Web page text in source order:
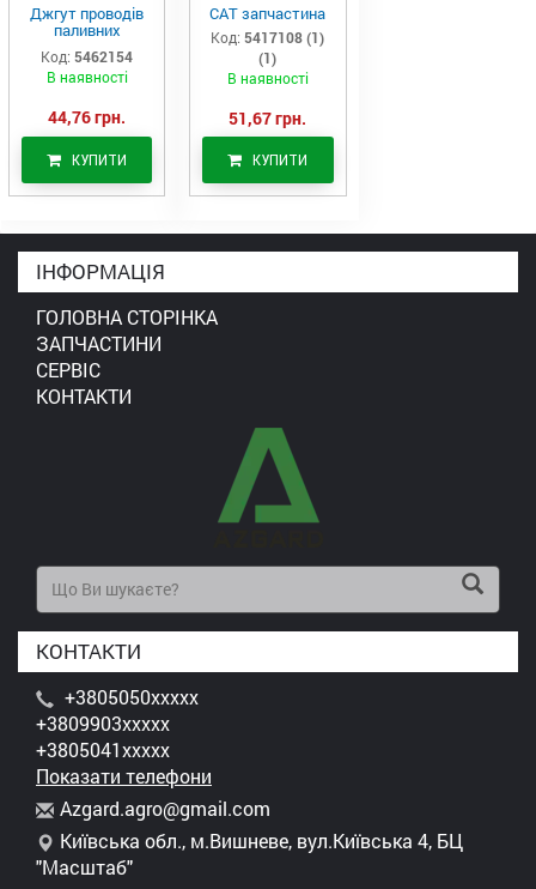
Джгут проводів
паливних
форсунок CAT
C7/C9 (546-2154)
Код: 5462154
В наявності
44,76 грн.
КУПИТИ
САТ запчастина
Код: 5417108 (1)
(1)
В наявності
51,67 грн.
КУПИТИ
ІНФОРМАЦІЯ
ГОЛОВНА СТОРІНКА
ЗАПЧАСТИНИ
СЕРВІС
КОНТАКТИ
КОНТАКТИ
+3805050xxxxx
+3809903xxxxx
+3805041xxxxx
Показати телефони
Azgard.agro@gmail.com
Київська обл., м.Вишневе, вул.Київська 4, БЦ
"Масштаб"